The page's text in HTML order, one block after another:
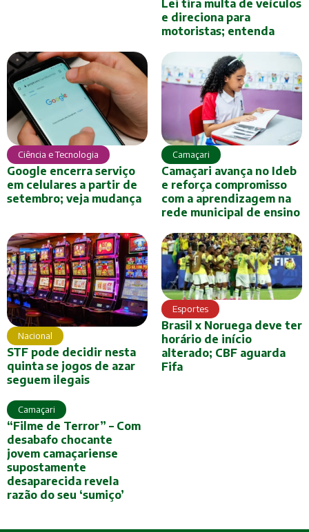
Lei tira multa de veículos
e direciona para
motoristas; entenda
Ciência e Tecnologia
Google encerra serviço
em celulares a partir de
setembro; veja mudança
Camaçari
Camaçari avança no Ideb
e reforça compromisso
com a aprendizagem na
rede municipal de ensino
Nacional
STF pode decidir nesta
quinta se jogos de azar
seguem ilegais
Esportes
Brasil x Noruega deve ter
horário de início
alterado; CBF aguarda
Fifa
Camaçari
“Filme de Terror” – Com
desabafo chocante
jovem camaçariense
supostamente
desaparecida revela
razão do seu ‘sumiço’